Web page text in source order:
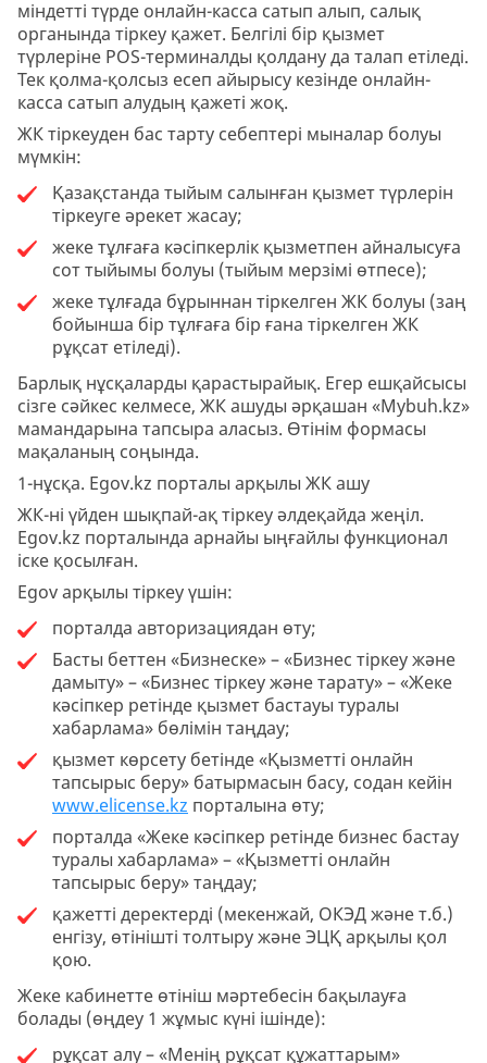
міндетті түрде онлайн-касса сатып алып, салық
органында тіркеу қажет. Белгілі бір қызмет
түрлеріне POS-терминалды қолдану да талап етіледі.
Тек қолма-қолсыз есеп айырысу кезінде онлайн-
касса сатып алудың қажеті жоқ.
ЖК тіркеуден бас тарту себептері мыналар болуы
мүмкін:
Қазақстанда тыйым салынған қызмет түрлерін
тіркеуге әрекет жасау;
жеке тұлғаға кәсіпкерлік қызметпен айналысуға
сот тыйымы болуы (тыйым мерзімі өтпесе);
жеке тұлғада бұрыннан тіркелген ЖК болуы (заң
бойынша бір тұлғаға бір ғана тіркелген ЖК
рұқсат етіледі).
Барлық нұсқаларды қарастырайық. Егер ешқайсысы
сізге сәйкес келмесе, ЖК ашуды әрқашан «Mybuh.kz»
мамандарына тапсыра аласыз. Өтінім формасы
мақаланың соңында.
1-нұсқа. Egov.kz порталы арқылы ЖК ашу
ЖК-ні үйден шықпай-ақ тіркеу әлдеқайда жеңіл.
Egov.kz порталында арнайы ыңғайлы функционал
іске қосылған.
Egov арқылы тіркеу үшін:
порталда авторизациядан өту;
Басты беттен «Бизнеске» – «Бизнес тіркеу және
дамыту» – «Бизнес тіркеу және тарату» – «Жеке
кәсіпкер ретінде қызмет бастауы туралы
хабарлама» бөлімін таңдау;
қызмет көрсету бетінде «Қызметті онлайн
тапсырыс беру» батырмасын басу, содан кейін
www.elicense.kz порталына өту;
порталда «Жеке кәсіпкер ретінде бизнес бастау
туралы хабарлама» – «Қызметті онлайн
тапсырыс беру» таңдау;
қажетті деректерді (мекенжай, ОКЭД және т.б.)
енгізу, өтінішті толтыру және ЭЦҚ арқылы қол
қою.
Жеке кабинетте өтініш мәртебесін бақылауға
болады (өңдеу 1 жұмыс күні ішінде):
рұқсат алу – «Менің рұқсат құжаттарым»